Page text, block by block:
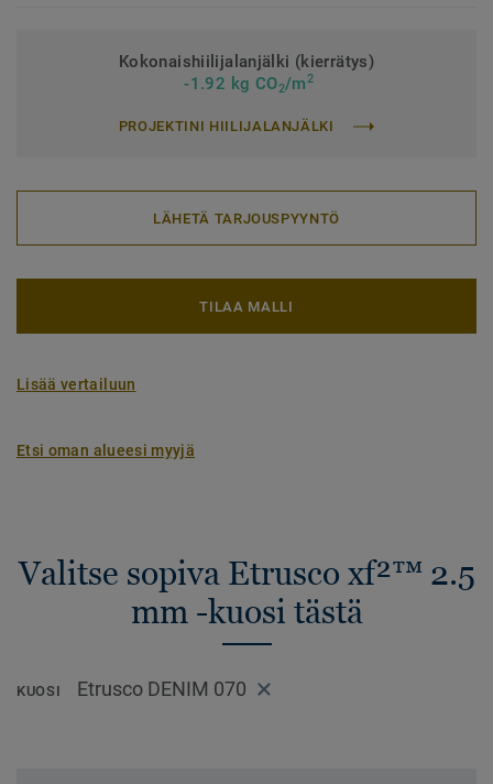
Kokonaishiilijalanjälki (kierrätys)
-1.92 kg CO2/m2
PROJEKTINI HIILIJALANJÄLKI
LÄHETÄ TARJOUSPYYNTÖ
TILAA MALLI
Lisää vertailuun
Etsi oman alueesi myyjä
Valitse sopiva Etrusco xf²™ 2.5
mm -kuosi tästä
KUOSI Etrusco DENIM 070